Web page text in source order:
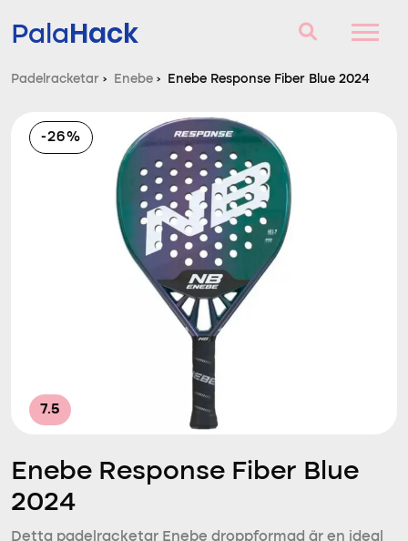
PalaHack
Padelracketar
Frågor och svar
Komparator
Padelracketar › Enebe › Enebe Response Fiber Blue 2024
-26%
7.5
Enebe Response Fiber Blue
2024
Detta padelracketar Enebe droppformad är en ideal